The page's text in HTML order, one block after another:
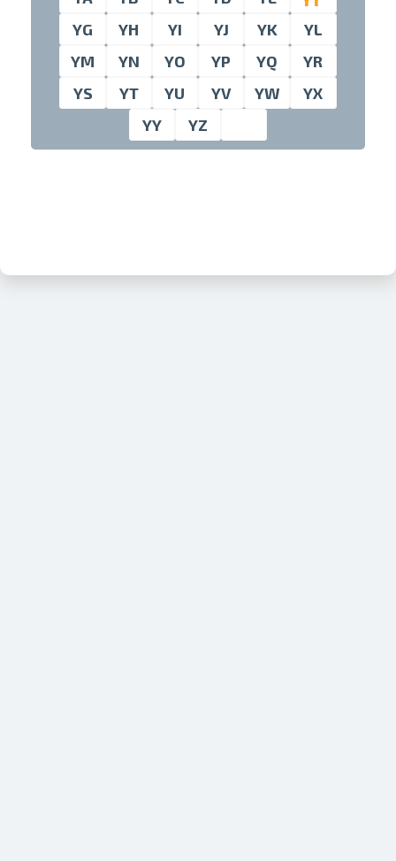
закажите онлайн
Проведите,
YG YH YI YJ YK
YL
YM
YN YO YP YQ
YR
YS
YT YU YV YW
YX
YY
YZ